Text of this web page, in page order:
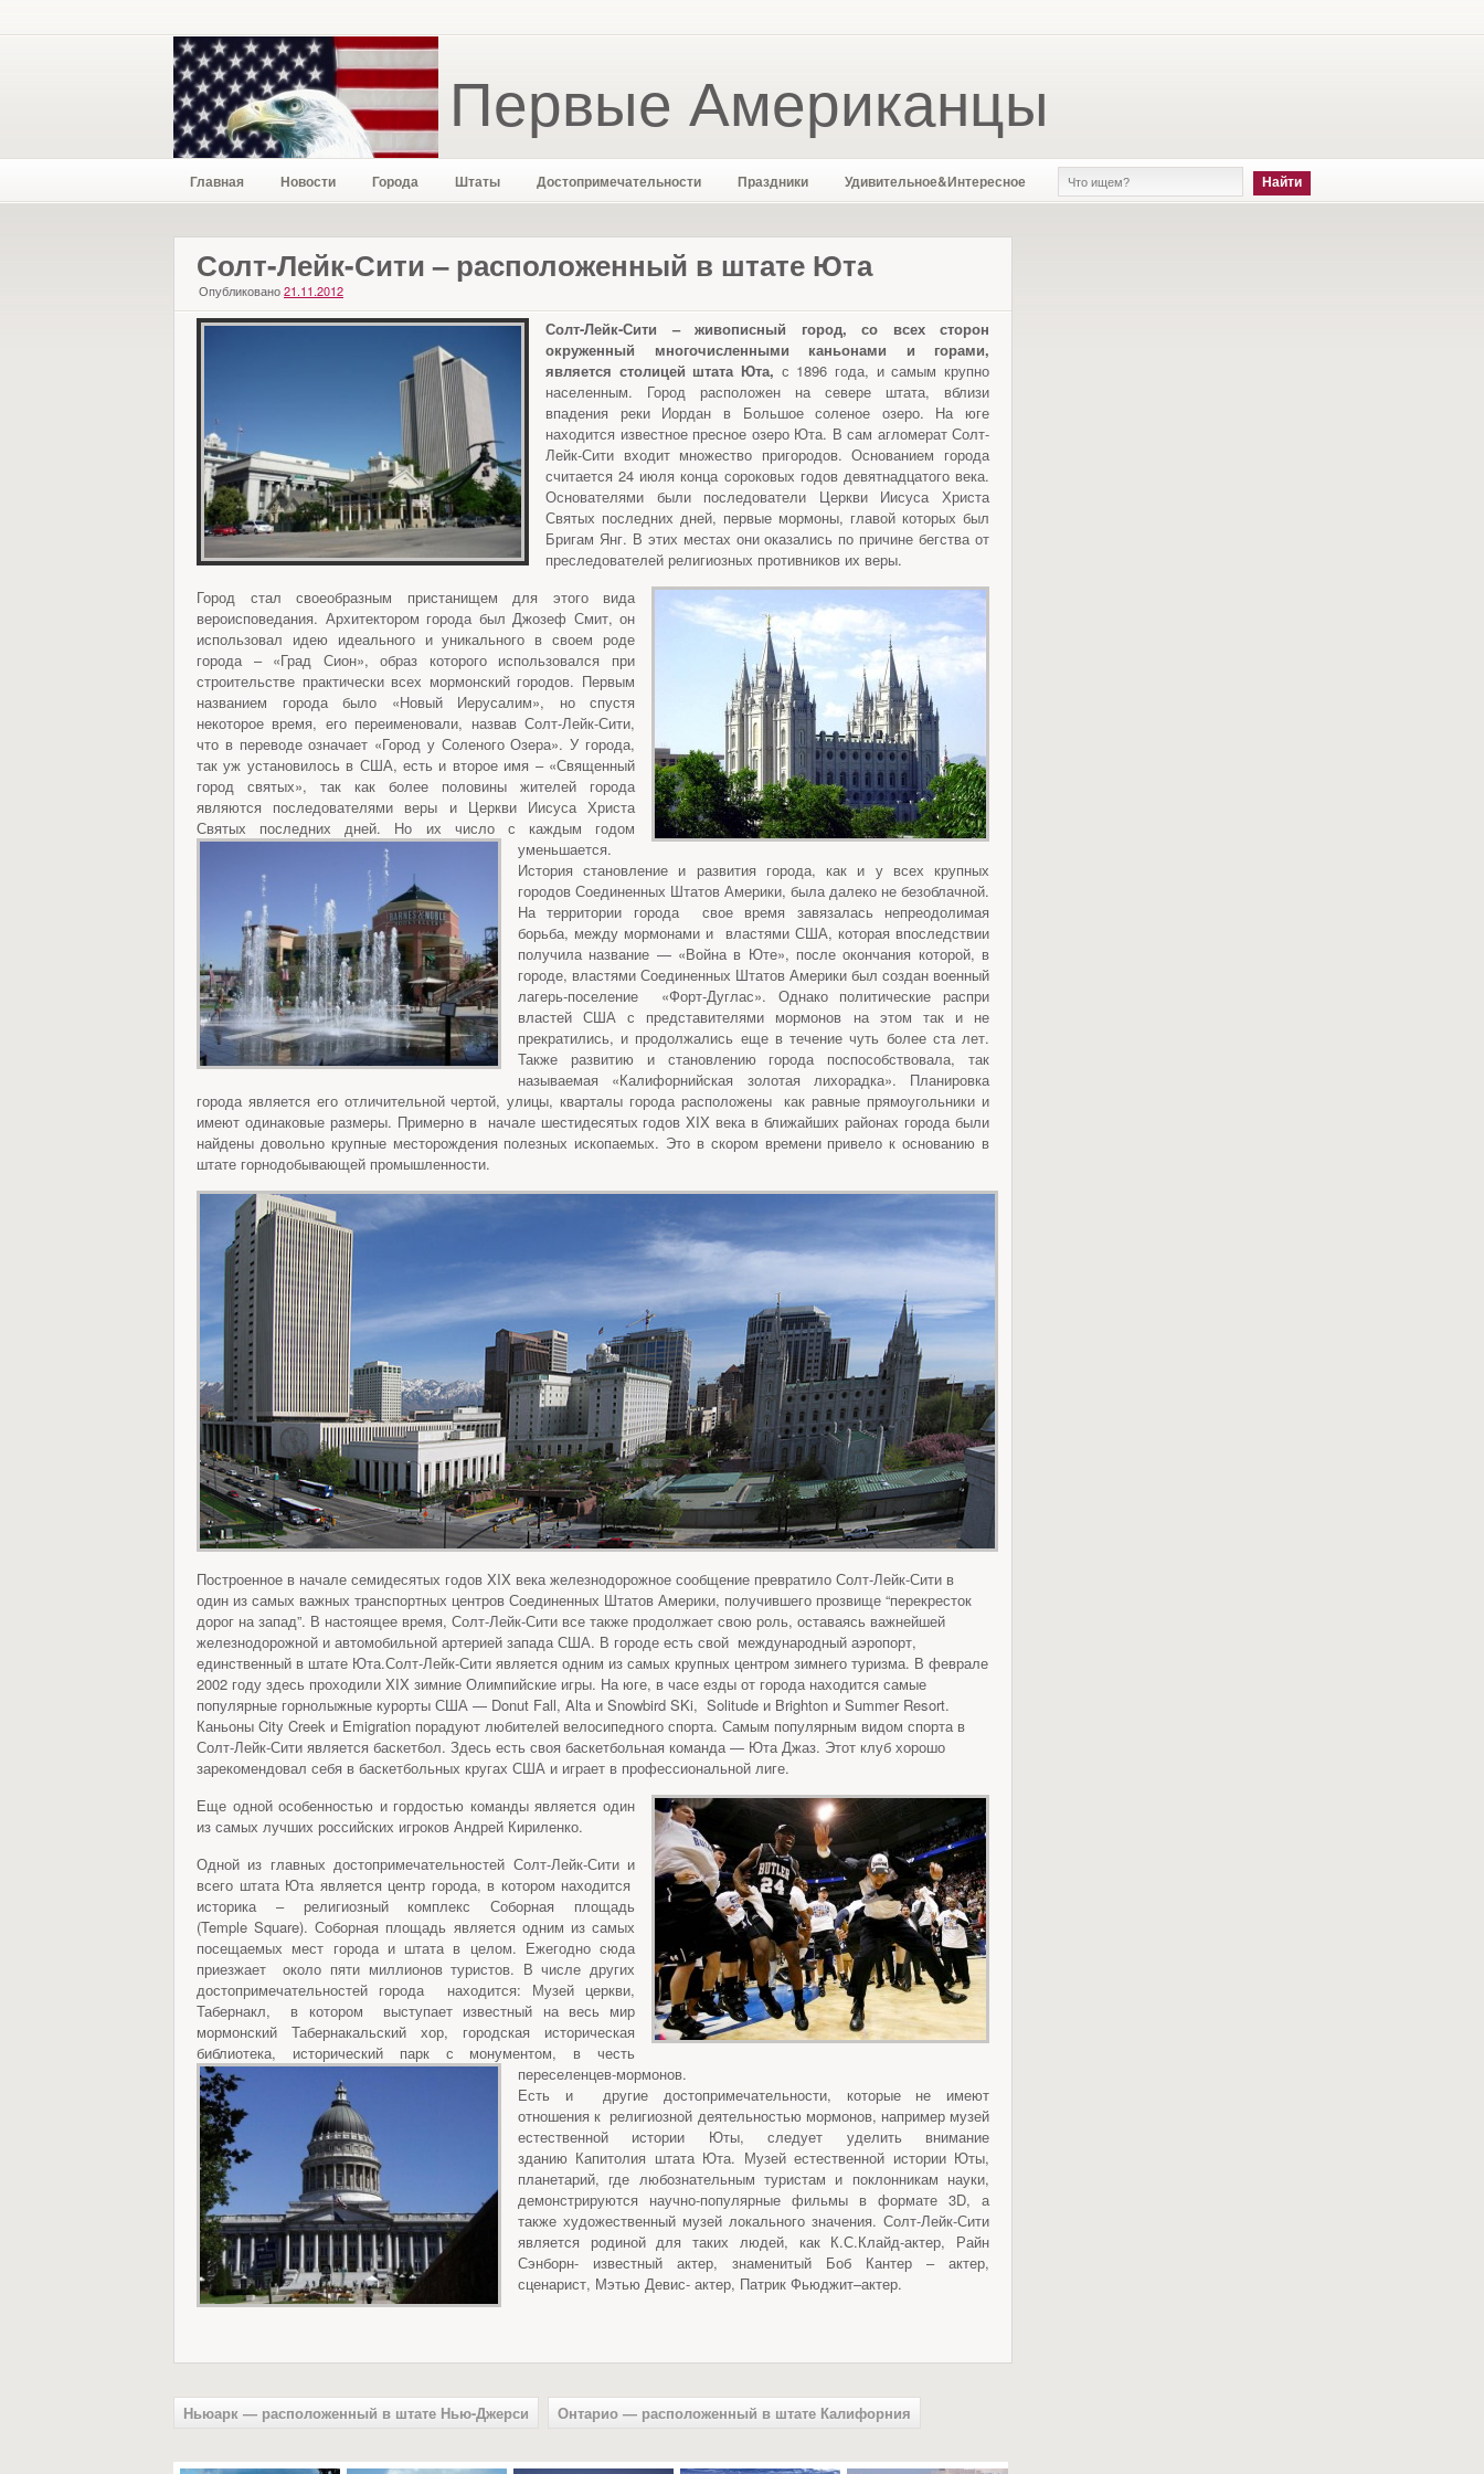
Первые Американцы
Главная Новости Города Штаты Достопримечательности Праздники Удивительное&Интересное
Солт-Лейк-Сити – расположенный в штате Юта
Опубликовано21.11.2012
Солт-Лейк-Сити – живописный город, со всех сторон
окруженный многочисленными каньонами и горами,
является столицей штата Юта, с 1896 года, и самым крупно
населенным. Город расположен на севере штата, вблизи
впадения реки Иордан в Большое соленое озеро. На юге
находится известное пресное озеро Юта. В сам агломерат Солт-
Лейк-Сити входит множество пригородов. Основанием города
считается 24 июля конца сороковых годов девятнадцатого века.
Основателями были последователи Церкви Иисуса Христа
Святых последних дней, первые мормоны, главой которых был
Бригам Янг. В этих местах они оказались по причине бегства от
преследователей религиозных противников их веры.
Город стал своеобразным пристанищем для этого вида
вероисповедания. Архитектором города был Джозеф Смит, он
использовал идею идеального и уникального в своем роде
города – «Град Сион», образ которого использовался при
строительстве практически всех мормонский городов. Первым
названием города было «Новый Иерусалим», но спустя
некоторое время, его переименовали, назвав Солт-Лейк-Сити,
что в переводе означает «Город у Соленого Озера». У города,
так уж установилось в США, есть и второе имя – «Священный
город святых», так как более половины жителей города
являются последователями веры и Церкви Иисуса Христа
Святых последних дней. Но их число с каждым годом
уменьшается.
История становление и развития города, как и у всех крупных
городов Соединенных Штатов Америки, была далеко не безоблачной.
На территории города свое время завязалась непреодолимая
борьба, между мормонами и властями США, которая впоследствии
получила название — «Война в Юте», после окончания которой, в
городе, властями Соединенных Штатов Америки был создан военный
лагерь-поселение «Форт-Дуглас». Однако политические распри
властей США с представителями мормонов на этом так и не
прекратились, и продолжались еще в течение чуть более ста лет.
Также развитию и становлению города поспособствовала, так
называемая «Калифорнийская золотая лихорадка». Планировка
города является его отличительной чертой, улицы, кварталы города расположены как равные прямоугольники и
имеют одинаковые размеры. Примерно в начале шестидесятых годов XIX века в ближайших районах города были
найдены довольно крупные месторождения полезных ископаемых. Это в скором времени привело к основанию в
штате горнодобывающей промышленности.
Построенное в начале семидесятых годов XIX века железнодорожное сообщение превратило Солт-Лейк-Сити в
один из самых важных транспортных центров Соединенных Штатов Америки, получившего прозвище “перекресток
дорог на запад”. В настоящее время, Солт-Лейк-Сити все также продолжает свою роль, оставаясь важнейшей
железнодорожной и автомобильной артерией запада США. В городе есть свой международный аэропорт,
единственный в штате Юта.Солт-Лейк-Сити является одним из самых крупных центром зимнего туризма. В феврале
2002 году здесь проходили XIX зимние Олимпийские игры. На юге, в часе езды от города находится самые
популярные горнолыжные курорты США — Donut Fall, Alta и Snowbird SKi, Solitude и Brighton и Summer Resort.
Каньоны City Creek и Emigration порадуют любителей велосипедного спорта. Самым популярным видом спорта в
Солт-Лейк-Сити является баскетбол. Здесь есть своя баскетбольная команда — Юта Джаз. Этот клуб хорошо
зарекомендовал себя в баскетбольных кругах США и играет в профессиональной лиге.
Еще одной особенностью и гордостью команды является один
из самых лучших российских игроков Андрей Кириленко.
Одной из главных достопримечательностей Солт-Лейк-Сити и
всего штата Юта является центр города, в котором находится
историка – религиозный комплекс Соборная площадь
(Temple Square). Соборная площадь является одним из самых
посещаемых мест города и штата в целом. Ежегодно сюда
приезжает около пяти миллионов туристов. В числе других
достопримечательностей города находится: Музей церкви,
Табернакл, в котором выступает известный на весь мир
мормонский Табернакальский хор, городская историческая
библиотека, исторический парк с монументом, в честь
переселенцев-мормонов.
Есть и другие достопримечательности, которые не имеют
отношения к религиозной деятельностью мормонов, например музей
естественной истории Юты, следует уделить внимание
зданию Капитолия штата Юта. Музей естественной истории Юты,
планетарий, где любознательным туристам и поклонникам науки,
демонстрируются научно-популярные фильмы в формате 3D, а
также художественный музей локального значения. Солт-Лейк-Сити
является родиной для таких людей, как К.С.Клайд-актер, Райн
Сэнборн- известный актер, знаменитый Боб Кантер – актер,
сценарист, Мэтью Девис- актер, Патрик Фьюджит–актер.
Ньюарк — расположенный в штате Нью-Джерси Онтарио — расположенный в штате Калифорния